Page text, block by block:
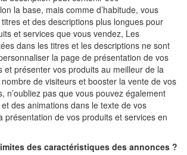
la base, mais comme d’habitude, vous
et des descriptions plus longues pour
et services que vous vendez, Les
dans les titres et les descriptions ne sont
la page de présentation de vos
et présenter vos produits au meilleur de la
de visiteurs et booster la vente de vos
n’oubliez pas que vous pouvez également
des animations dans le texte de vos
présentation de vos produits et services en
des caractéristiques des annonces ?